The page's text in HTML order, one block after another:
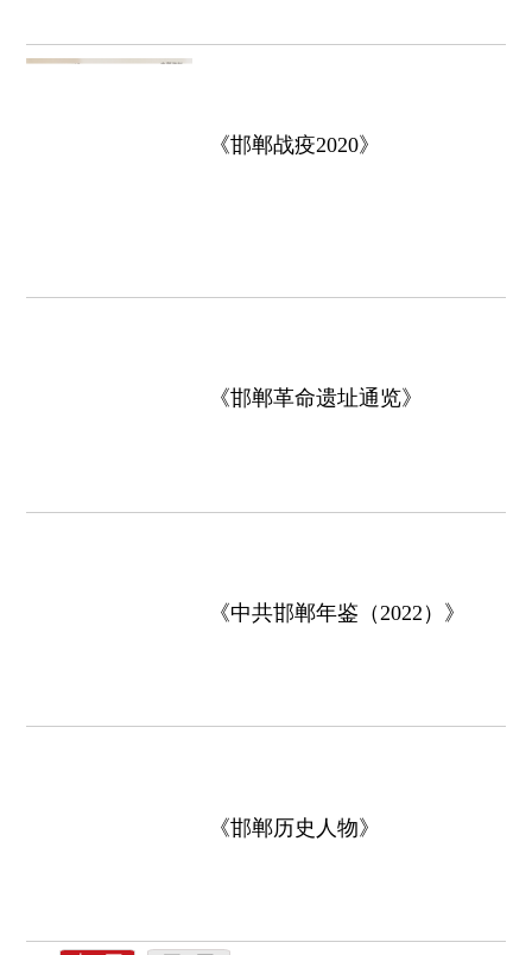
《邯郸战疫2020》
《邯郸革命遗址通览》
《中共邯郸年鉴（2022）》
《邯郸历史人物》